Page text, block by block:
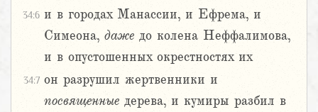
34:6 и в городах Манассии, и Ефрема, и
Симеона, даже до колена Неффалимова,
и в опустошенных окрестностях их
34:7 он разрушил жертвенники и
посвященные дерева, и кумиры разбил в